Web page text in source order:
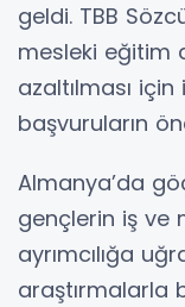
geldi. TBB
mesleki eğitim
azaltılması
başvuruların
Almanya’da
gençlerin iş ve
ayrımcılığa
araştırmalarla